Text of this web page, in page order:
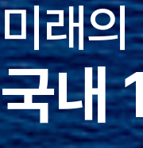
변화
캐스